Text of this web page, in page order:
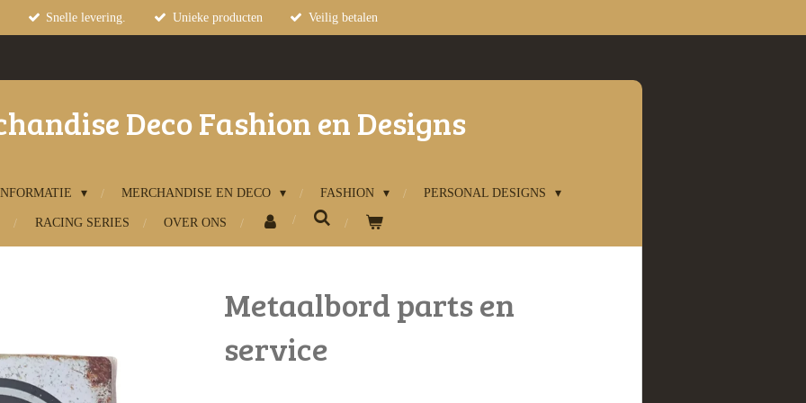
Snelle levering. Unieke producten Veilig betalen
Deco Fashion en Designs
MERCHANDISE EN DECO FASHION PERSONAL DESIGNS
RACING SERIES OVER ONS
Metaalbord parts en
service